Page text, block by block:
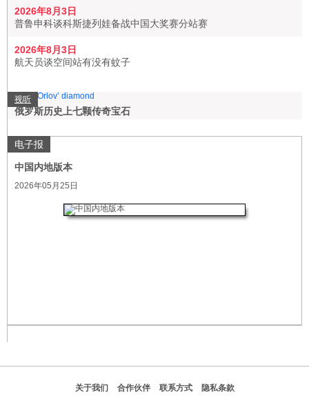
2026年8月3日
普鲁申科谈科斯捷列娃备战中国大奖赛分站赛
2026年8月3日
航天员谈空间站有没有蚊子
视听
俄罗斯历史上七颗传奇宝石
电子报
中国内地版本
2026年05月25日
关于我们 合作伙伴 联系方式 隐私条款